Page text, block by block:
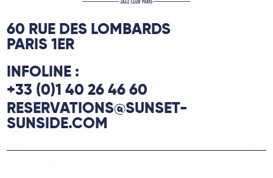
60 RUE DES LOMBARDS
PARIS 1ER
INFOLINE :
+33 (0)1 40 26 46 60
RESERVATIONS@SUNSET-
SUNSIDE.COM